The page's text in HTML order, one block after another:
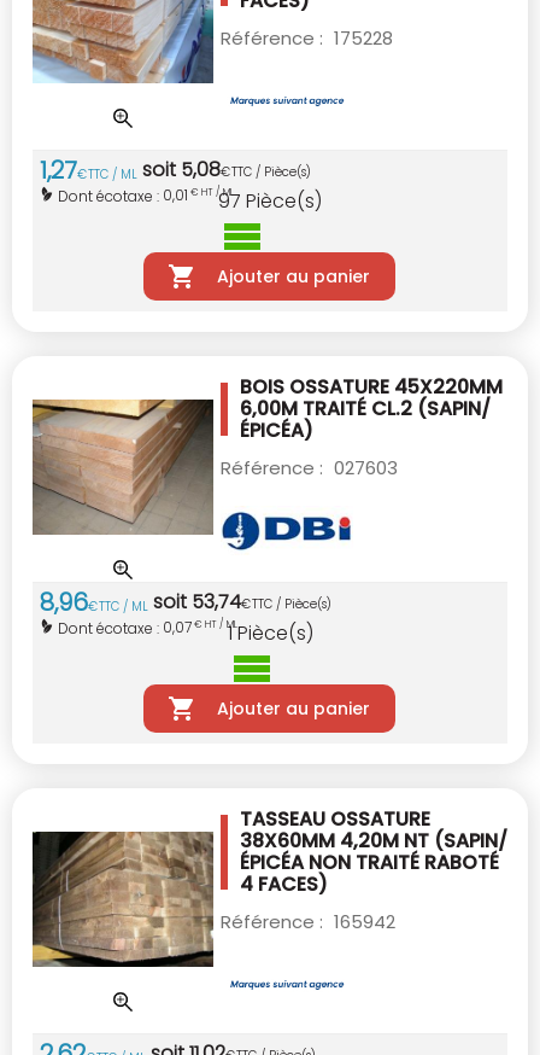
Référence : 175228
1,27€TTC / ML soit 5,08€TTC / Pièce(s)
Dont écotaxe : 0,01 € HT / ML
97 Pièce(s)
Ajouter au panier
BOIS OSSATURE 45X220MM
6,00M TRAITÉ CL.2 (SAPIN/
ÉPICÉA)
Référence : 027603
8,96€TTC / ML soit 53,74€TTC / Pièce(s)
Dont écotaxe : 0,07€ HT / ML
1Pièce(s)
Ajouter au panier
TASSEAU OSSATURE
38X60MM 4,20M NT (SAPIN/
ÉPICÉA NON TRAITÉ RABOTÉ
4 FACES)
Référence : 165942